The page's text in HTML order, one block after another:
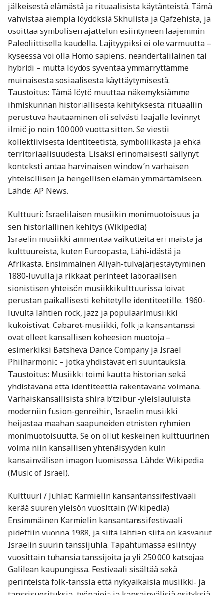
jälkeisestä elämästä ja rituaalisista käytänteistä. Tämä
vahvistaa aiempia löydöksiä Skhulista ja Qafzehista, ja
osoittaa symbolisen ajattelun esiintyneen laajemmin
Paleoliittisella kaudella. Lajityypiksi ei ole varmuutta –
kyseessä voi olla Homo sapiens, neandertalilainen tai
hybridi – mutta löydös syventää ymmärryttämme
muinaisesta sosiaalisesta käyttäytymisestä.
Taustoitus: Tämä löytö muuttaa näkemyksiämme
ihmiskunnan historiallisesta kehityksestä: rituaaliin
perustuva hautaaminen oli selvästi laajalle levinnyt
ilmiö jo noin 100 000 vuotta sitten. Se viestii
kollektiivisesta identiteetistä, symboliikasta ja ehkä
territoriaalisuudesta. Lisäksi erinomaisesti säilynyt
konteksti antaa harvinaisen window’n varhaisen
yhteisöllisen ja hengellisen elämän ymmärtämiseen.
Lähde: AP News.
Kulttuuri: Israelilaisen musiikin monimuotoisuus ja
sen historiallinen kehitys (Wikipedia)
Israelin musiikki ammentaa vaikutteita eri maista ja
kulttuureista, kuten Euroopasta, Lähi‑idästä ja
Afrikasta. Ensimmäinen Aliyah-tulvajärjestäytyminen
1880-luvulla ja rikkaat perinteet laboraalisen
sionistisen yhteisön musiikkikulttuurissa loivat
perustan paikallisesti kehitetylle identiteetille. 1960-
luvulta lähtien rock, jazz ja populaarimusiikki
kukoistivat. Cabaret-musiikki, folk ja kansantanssi
ovat olleet kansallisen koheesion muotoja –
esimerkiksi Batsheva Dance Company ja Israel
Philharmonic – jotka yhdistävät eri suuntauksia.
Taustoitus: Musiikki toimi kautta historian sekä
yhdistävänä että identiteettiä rakentavana voimana.
Varhaiskansallisista shira b’tzibur -yleislauluista
moderniin fusion-genreihin, Israelin musiikki
heijastaa maahan saapuneiden etnisten ryhmien
monimuotoisuutta. Se on ollut keskeinen kulttuurinen
voima niin kansallisen yhtenäisyyden kuin
kansainvälisen imagon luomisessa. Lähde: Wikipedia
(Music of Israel).
Kulttuuri / Juhlat: Karmielin kansantanssifestivaali
kerää suuren yleisön vuosittain (Wikipedia)
Ensimmäinen Karmielin kansantanssifestivaali
pidettiin vuonna 1988, ja siitä lähtien siitä on kasvanut
Israelin suurin tanssijuhla. Tapahtumassa esiintyy
vuosittain tuhansia tanssijoita ja yli 250 000 katsojaa
Galilean kaupungissa. Festivaali sisältää sekä
perinteistä folk-tanssia että nykyaikaisia musiikki‑ ja